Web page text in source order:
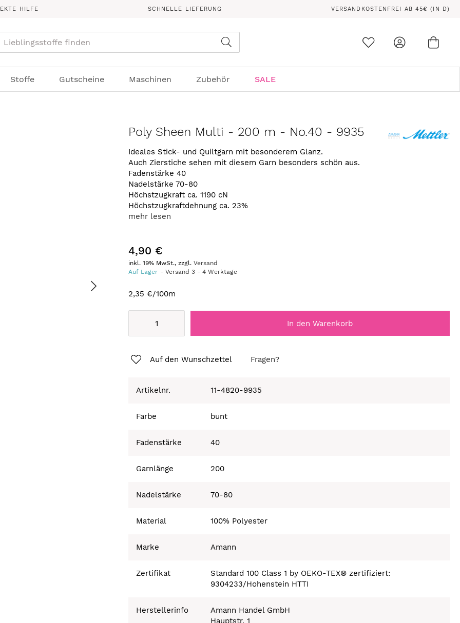
HILFE SCHNELLE LIEFERUNG VERSANDKOSTENFREI AB 45€ (IN D)
Stoffe Gutscheine Maschinen Zubehör SALE
Poly Sheen Multi - 200 m - No.40 - 9935
Ideales Stick- und Quiltgarn mit besonderem Glanz.
Auch Zierstiche sehen mit diesem Garn besonders schön aus.
Fadenstärke 40
Nadelstärke 70-80
Höchstzugkraft ca. 1190 cN
Höchstzugkraftdehnung ca. 23%
mehr lesen
4,90 €
inkl. 19% MwSt., zzgl.Versand
Auf Lager
Versand3 -4 Werktage
2,35 €/100m
In den Warenkorb
Auf den Wunschzettel Fragen?
Artikelnr. 11-4820-9935
Farbe bunt
Fadenstärke 40
Garnlänge 200
Nadelstärke 70-80
Material 100% Polyester
Marke Amann
Zertifikat
Standard 100 Class 1 by OEKO-TEX® zertifiziert:
9304233/Hohenstein HTTI
Herstellerinfo
Amann Handel GmbH
Hauptstr. 1